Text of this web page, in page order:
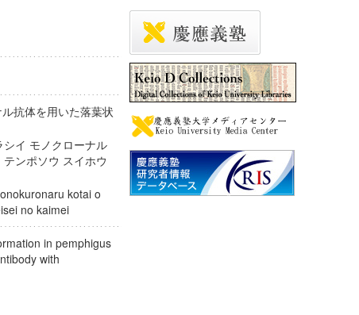
抗体を用いた落葉状
イ モノクローナル
ンポソウ スイホウ
kotai o
no kaimei
in pemphigus
with